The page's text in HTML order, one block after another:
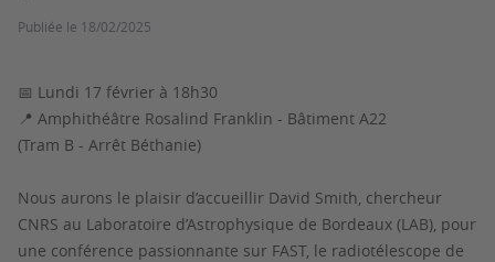
Publiée le 18/02/2025
📅 Lundi 17 février à 18h30
📍 Amphithéâtre Rosalind Franklin - Bâtiment A22
(Tram B - Arrêt Béthanie)
Nous aurons le plaisir d’accueillir David Smith, chercheur
CNRS au Laboratoire d’Astrophysique de Bordeaux (LAB), pour
une conférence passionnante sur FAST, le radiotélescope de